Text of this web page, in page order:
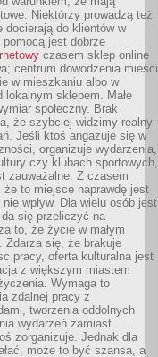
Niektórzy prowadzą też
docierają do klientów w
pomocą jest dobrze
czasem sklep online
centrum dowodzenia mieści
w mieszkaniu albo w
lokalnym sklepem. Małe
społeczny. Brak
że szybciej widzimy realny
Jeśli ktoś angażuje się w
organizuje wydarzenia,
czy klubach sportowych,
zauważalne. Z czasem
że to miejsce naprawdę jest
wpływ. Dla wielu osób jest
się przeliczyć na
to, że życie w małym
Zdarza się, że brakuje
pracy, oferta kulturalna jest
z większym miastem
Wymaga to
zdalnej pracy z
tworzenia oddolnych
wydarzeń zamiast
zorganizuje. Jednak dla
może to być szansa, a